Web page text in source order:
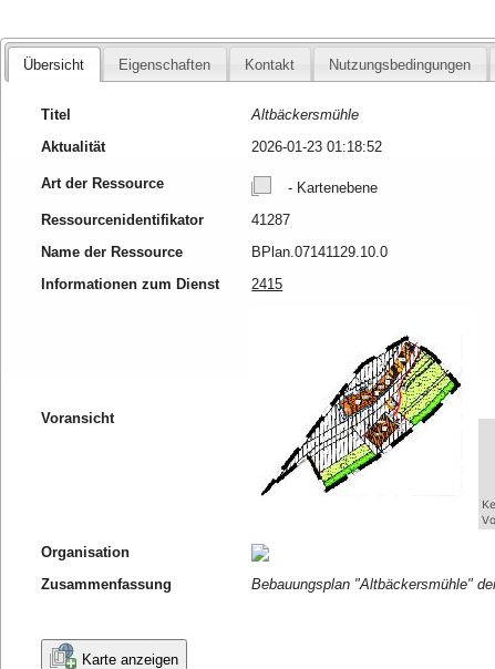
Übersicht Eigenschaften Kontakt Nutzungsbedingungen
Titel
Altbäckersmühle
Aktualität
2026-01-23 01:18:52
Art der Ressource
- Kartenebene
Ressourcenidentifikator
41287
Name der Ressource
BPlan.07141129.10.0
Informationen zum Dienst
2415
Voransicht
Organisation
Zusammenfassung
Bebauungsplan "Altbäckersmühle"
Karte anzeigen